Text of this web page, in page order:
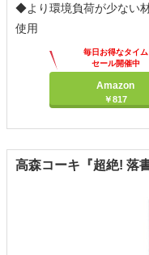
◆より環境負荷が少ない材
使用
毎日お得なタイム
セール開催中
Amazon
￥817
高森コーキ『超絶! 落